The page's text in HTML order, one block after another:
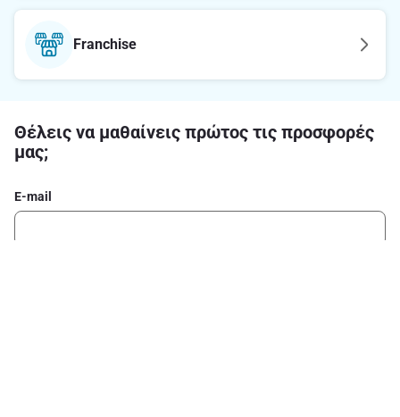
Franchise
Θέλεις να μαθαίνεις πρώτος τις προσφορές
μας;
E-mail